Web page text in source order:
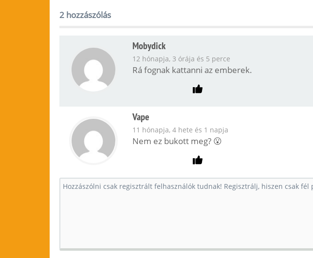
2 hozzászólás
Mobydick
12 hónapja, 3 órája és 5 perce
Rá fognak kattanni az emberek.
Vape
11 hónapja, 4 hete és 1 napja
Nem ez bukott meg? 😮